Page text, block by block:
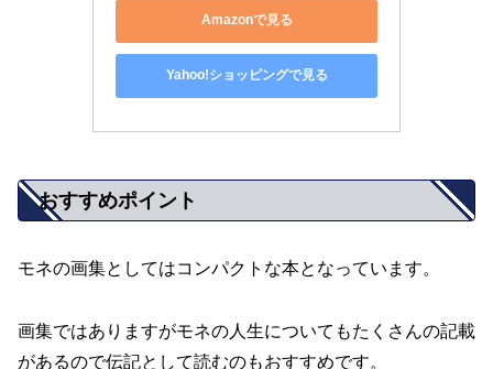
Amazonで見る
Yahoo!ショッピングで見る
おすすめポイント
モネの画集としてはコンパクトな本となっています。
画集ではありますがモネの人生についてもたくさんの記載
があるので伝記として読むのもおすすめです。